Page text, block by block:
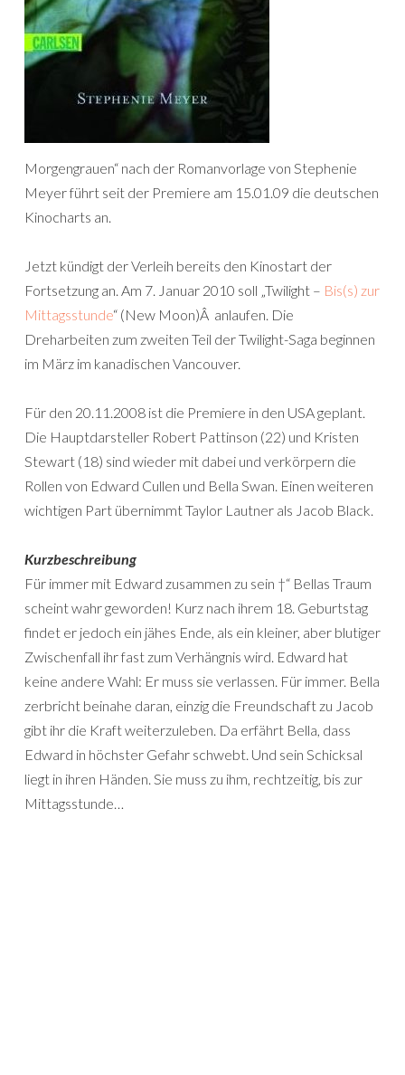
Morgengrauen“ nach der Romanvorlage von Stephenie
Meyer führt seit der Premiere am 15.01.09 die deutschen
Kinocharts an.
Jetzt kündigt der Verleih bereits den Kinostart der
Fortsetzung an. Am 7. Januar 2010 soll „Twilight – Bis(s) zur
Mittagsstunde“ (New Moon)Â anlaufen. Die
Dreharbeiten zum zweiten Teil der Twilight-Saga beginnen
im März im kanadischen Vancouver.
Für den 20.11.2008 ist die Premiere in den USA geplant.
Die Hauptdarsteller Robert Pattinson (22) und Kristen
Stewart (18) sind wieder mit dabei und verkörpern die
Rollen von Edward Cullen und Bella Swan. Einen weiteren
wichtigen Part übernimmt Taylor Lautner als Jacob Black.
Kurzbeschreibung
Für immer mit Edward zusammen zu sein †“ Bellas Traum
scheint wahr geworden! Kurz nach ihrem 18. Geburtstag
findet er jedoch ein jähes Ende, als ein kleiner, aber blutiger
Zwischenfall ihr fast zum Verhängnis wird. Edward hat
keine andere Wahl: Er muss sie verlassen. Für immer. Bella
zerbricht beinahe daran, einzig die Freundschaft zu Jacob
gibt ihr die Kraft weiterzuleben. Da erfährt Bella, dass
Edward in höchster Gefahr schwebt. Und sein Schicksal
liegt in ihren Händen. Sie muss zu ihm, rechtzeitig, bis zur
Mittagsstunde…